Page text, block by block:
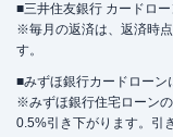
■三井住友銀行 カードロ
※毎月の返済は、返済時
す。
■みずほ銀行カードローン
※みずほ銀行住宅ローン
0.5%引き下がります。引